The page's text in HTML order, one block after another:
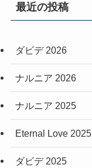
最近の投稿
ダビデ 2026
ナルニア 2026
ナルニア 2025
Eternal Love 2025
ダビデ 2025